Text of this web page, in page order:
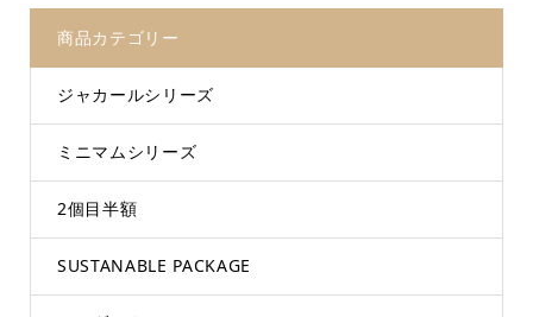
商品カテゴリー
ジャカールシリーズ
ミニマムシリーズ
2個目半額
SUSTANABLE PACKAGE